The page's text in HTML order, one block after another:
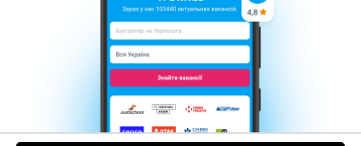
Контакти Про нас
Кар’єра
Допомога Умови використання